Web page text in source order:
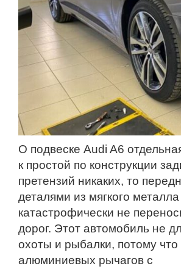
О подвеске Audi A6
к простой по конструкции
претензий никаких, то
деталями из мягкого металла
катастрофически не
дорог. Этот автомобиль не
охоты и рыбалки, потому
алюминиевых рычагов с